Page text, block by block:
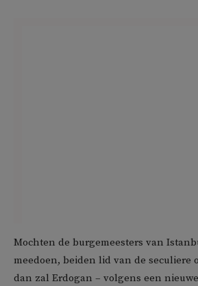
Mochten de burgemeesters van
meedoen, beiden lid van de seculiere
dan zal Erdogan – volgens een